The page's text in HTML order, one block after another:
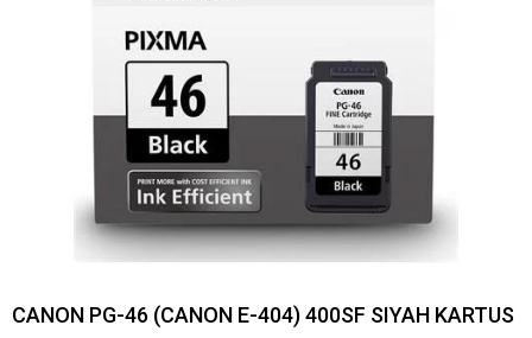
CANON PG-46 (CANON E-404) 400SF SIYAH KARTUS